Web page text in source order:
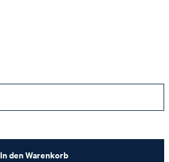
In den Warenkorb